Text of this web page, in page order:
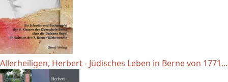
Allerheiligen, Herbert - Jüdisches Leben in Berne von 1771...